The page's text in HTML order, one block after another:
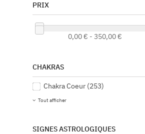
PRIX
0,00 € - 350,00 €
CHAKRAS
Chakra Coeur (253)
Tout afficher
SIGNES ASTROLOGIQUES